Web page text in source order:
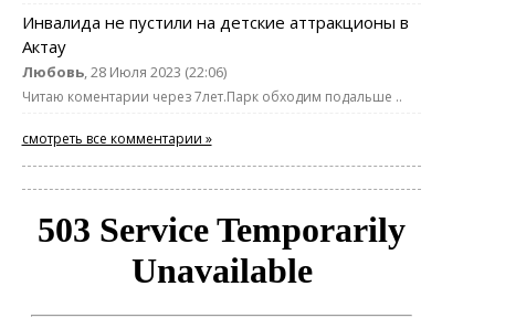
Инвалида не пустили на детские аттракционы в
Актау
Любовь, 28 Июля 2023 (22:06)
Читаю коментарии через 7лет.Парк обходим подальше ..
смотреть все комментарии »